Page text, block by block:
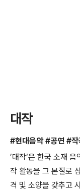
대작
#현대음악 #공연 #
’대작‘은 한국 소재
작 활동을 그 본질로
격 및 소양을 갖추고